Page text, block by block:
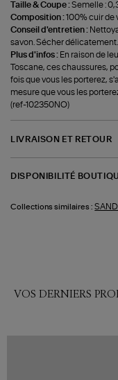
Taille & Coupe :Semelle :
Composition :100% cuir de
Conseil d'entretien :
savon. Sécher délicatement.
Plus d'infos : En raison de
Toscane, ces chaussures,
fois que vous les porterez,
mesure que vous les
(ref-102350NO)
LIVRAISON ET RETOUR
DISPONIBILITÉ
Collections similaires :
VOS DERNIERS